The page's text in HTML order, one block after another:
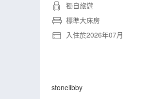
獨自旅遊
標準大床房
入住於2026年07月
stonelibby